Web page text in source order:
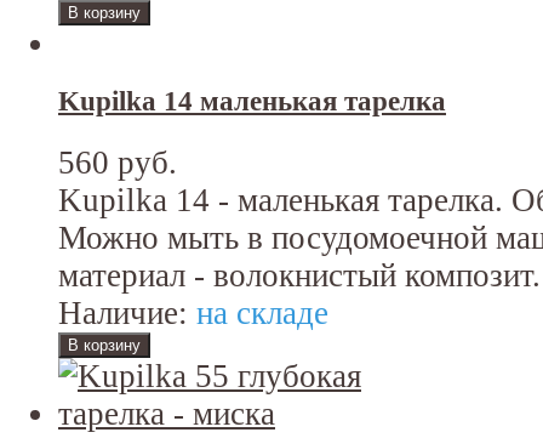
Kupilka 14 маленькая тарелка
560 руб.
Kupilka 14 - маленькая тарелка.
Можно мыть в посудомоечной
материал - волокнистый композит.
Наличие: на складе